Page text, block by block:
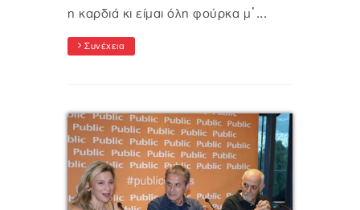
η καρδιά κι είμαι όλη φούρκα μ᾽...
Συνέχεια